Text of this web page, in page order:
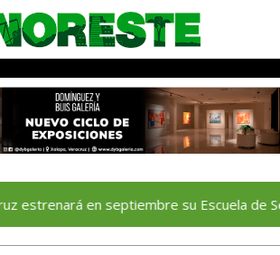
en septiembre su Escuela de Servicios